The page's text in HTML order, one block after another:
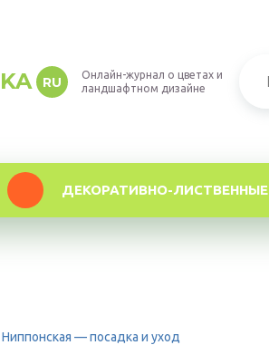
RU
Онлайн-журнал о цветах и
ландшафтном дизайне
ДЕКОРАТИВНО-ЛИСТВЕННЫЕ
— посадка и уход